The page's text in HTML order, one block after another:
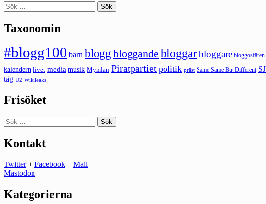
Sök
efter:
Taxonomin
#blogg100 barn blogg bloggande bloggarbloggare bloggosfären
kalendern livet media musik Mymlan Piratpartiet politik präst Same Same But Different SJ
tåg U2 Wikileaks
Frisöket
Sök
efter:
Kontakt
Twitter+ Facebook + Mail
Mastodon
Kategorierna